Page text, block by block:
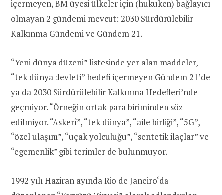
içermeyen, BM üyesi ülkeler için (hukuken) bağlayıcı
olmayan 2 gündemi mevcut: 2030 Sürdürülebilir
Kalkınma Gündemive Gündem 21.
“Yeni dünya düzeni” listesinde yer alan maddeler,
“tek dünya devleti” hedefi içermeyen Gündem 21’de
ya da 2030 Sürdürülebilir Kalkınma Hedefleri’nde
geçmiyor. “Örneğin ortak para biriminden söz
edilmiyor. “Askerî”, “tek dünya”, “aile birliği”, “5G”,
“özel ulaşım”, “uçak yolculuğu”, “sentetik ilaçlar” ve
“egemenlik” gibi terimler de bulunmuyor.
1992 yılı Haziran ayındaRio de Janeiro‘da